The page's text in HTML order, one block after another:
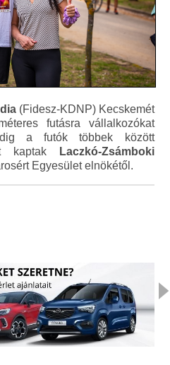
(Fidesz-KDNP) Kecskemét
futásra vállalkozókat
a futók többek között
kaptak
Laczkó-Zsámboki
Egyesület elnökétől.